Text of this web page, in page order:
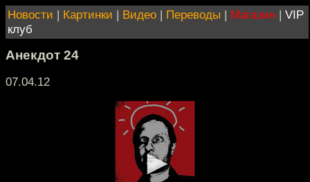
Новости | Картинки | Видео | Переводы | Магазин | VIP
клуб
Анекдот 24
07.04.12